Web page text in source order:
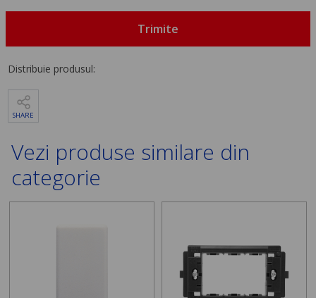
Trimite
Distribuie produsul:
SHARE
Vezi produse similare din
categorie